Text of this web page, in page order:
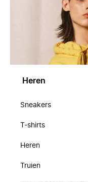
Heren
Sneakers
T-shirts
Heren
Truien